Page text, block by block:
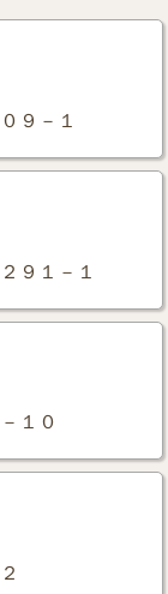
９－１
９１－１
１０